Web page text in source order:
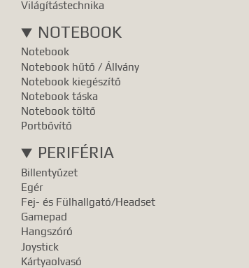
Világítástechnika
NOTEBOOK
Notebook
Notebook hűtő / Állvány
Notebook kiegészítő
Notebook táska
Notebook töltő
Portbővítő
PERIFÉRIA
Billentyűzet
Egér
Fej- és Fülhallgató/Headset
Gamepad
Hangszóró
Joystick
Kártyaolvasó